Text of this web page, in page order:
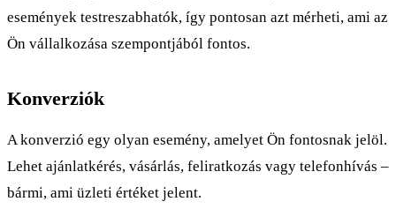
események testreszabhatók, így pontosan azt mérheti, ami az
Ön vállalkozása szempontjából fontos.
Konverziók
A konverzió egy olyan esemény, amelyet Ön fontosnak jelöl.
Lehet ajánlatkérés, vásárlás, feliratkozás vagy telefonhívás –
bármi, ami üzleti értéket jelent.